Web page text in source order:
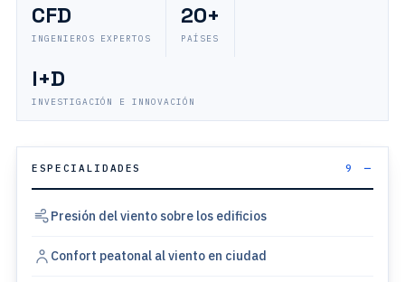
CFD
INGENIEROS EXPERTOS
20+
PAÍSES
I+D
INVESTIGACIÓN E INNOVACIÓN
ESPECIALIDADES 9
Presión del viento sobre los edificios
Confort peatonal al viento en ciudad